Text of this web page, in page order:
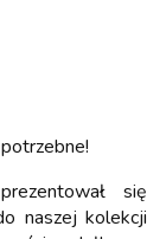
się
naszej kolekcji